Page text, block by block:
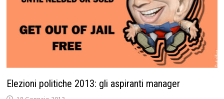
Elezioni politiche 2013: gli aspiranti manager